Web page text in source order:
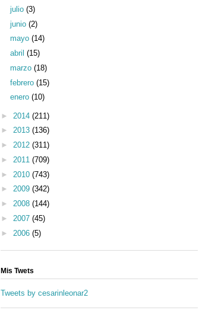
julio (3)
junio (2)
mayo (14)
abril (15)
marzo (18)
febrero (15)
enero (10)
► 2014 (211)
► 2013 (136)
► 2012 (311)
► 2011 (709)
► 2010 (743)
► 2009 (342)
► 2008 (144)
► 2007 (45)
► 2006 (5)
Mis Twets
Tweets by cesarinleonar2